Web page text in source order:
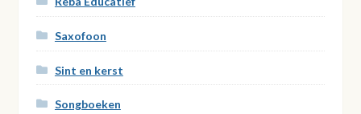
Saxofoon
Sint en kerst
Songboeken